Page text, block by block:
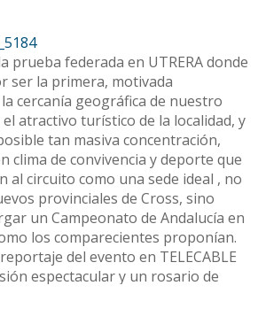
prueba federada en UTRERA donde
ser la primera, motivada
cercanía geográfica de nuestro
atractivo turístico de la localidad, y
tan masiva concentración,
clima de convivencia y deporte que
al circuito como una sede ideal , no
provinciales de Cross, sino
un Campeonato de Andalucía en
los comparecientes proponían.
del evento en TELECABLE
espectacular y un rosario de